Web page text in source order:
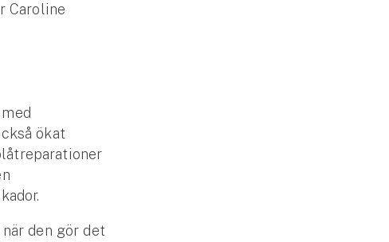
Caroline
ökat
den gör det